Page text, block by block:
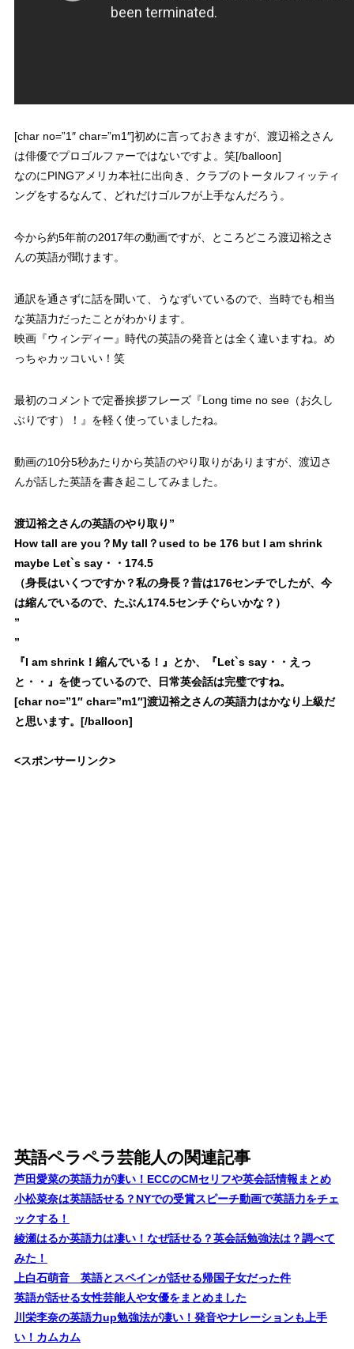
[char no=”1″ char=”m1″]初めに言っておきますが、渡辺裕之さん
は俳優でプロゴルファーではないですよ。笑[/balloon]
なのにPINGアメリカ本社に出向き、クラブのトータルフィッティ
ングをするなんて、どれだけゴルフが上手なんだろう。
今から約5年前の2017年の動画ですが、ところどころ渡辺裕之さ
んの英語が聞けます。
通訳を通さずに話を聞いて、うなずいているので、当時でも相当
な英語力だったことがわかります。
映画『ウィンディー』時代の英語の発音とは全く違いますね。め
っちゃカッコいい！笑
最初のコメントで定番挨拶フレーズ『Long time no see（お久し
ぶりです）！』 を軽く使っていましたね。
動画の10分5秒あたりから英語のやり取りがありますが、渡辺さ
んが話した英語を書き起こしてみました。
渡辺裕之さんの英語のやり取り ”
How tall are you？My tall？used to be 176 but I am shrink
maybe Let`s say・・174.5
（身長はいくつですか？私の身長？昔は176センチでしたが、今
は縮んでいるので、たぶん174.5センチぐらいかな？）
”
”
『I am shrink！縮んでいる！』とか、『Let`s say・・えっ
と・・』 を使っているので、日常英会話は完璧ですね。
[char no=”1″ char=”m1″]渡辺裕之さんの英語力はかなり上級だ
と思います。[/balloon]
<スポンサーリンク>
英語ペラペラ芸能人の関連記事
芦田愛菜の英語力が凄い！ECCのCMセリフや英会話情報まとめ
小松菜奈は英語話せる？NYでの受賞スピーチ動画で英語力をチェ
ックする！
綾瀬はるか英語力は凄い！なぜ話せる？英会話勉強法は？調べて
みた！
上白石萌音 英語とスペインが話せる帰国子女だった件
英語が話せる女性芸能人や女優をまとめました
川栄李奈の英語力up勉強法が凄い！発音やナレーションも上手
い！カムカム